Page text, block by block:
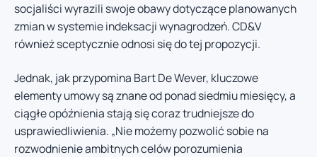
socjaliści wyrazili swoje obawy dotyczące planowanych
zmian w systemie indeksacji wynagrodzeń. CD&V
również sceptycznie odnosi się do tej propozycji.
Jednak, jak przypomina Bart De Wever, kluczowe
elementy umowy są znane od ponad siedmiu miesięcy, a
ciągłe opóźnienia stają się coraz trudniejsze do
usprawiedliwienia. „Nie możemy pozwolić sobie na
rozwodnienie ambitnych celów porozumienia